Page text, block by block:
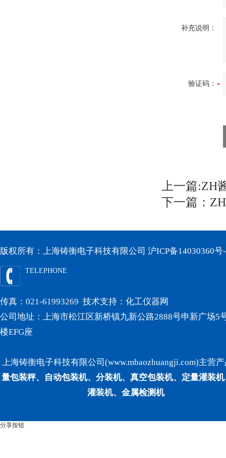
补充说明：
验证码：
上一篇:ZH
下一篇：
版权所有：上海铸衡电子科技有限公司 沪ICP备14030360号
TELEPHONE
传真：021-61993269 技术支持： 化工仪器网
公司地址：上海市松江区新桥镇九新公路2888号申新广场5
楼EFG座
上海铸衡电子科技有限公司(www.mbaozhuangji.com)主营
量包装秤、自动包装机、分装机、真空包装机、定量灌装
灌装机、金属检测机
分享按钮